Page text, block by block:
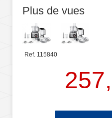
Plus de vues
Ref. 115840